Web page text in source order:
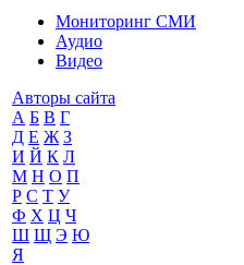
Мониторинг СМИ
Аудио
Видео
Авторы сайта
А Б В Г
Д Е Ж З
И Й К Л
М Н О П
Р С Т У
Ф Х Ц Ч
Ш Щ Э Ю
Я